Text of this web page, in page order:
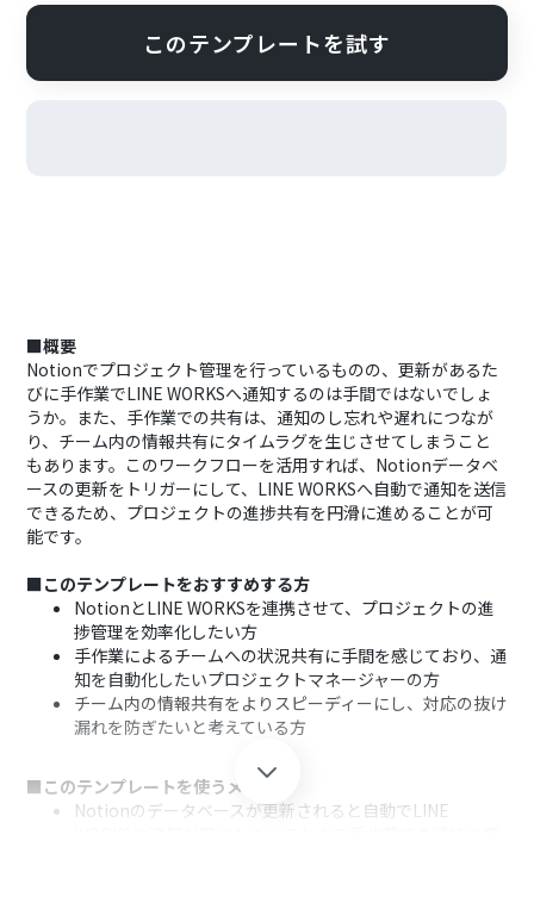
このテンプレートを試す
■概要
Notionでプロジェクト管理を行っているものの、更新があるた
びに手作業でLINE WORKSへ通知するのは手間ではないでしょ
うか。また、手作業での共有は、通知のし忘れや遅れにつなが
り、チーム内の情報共有にタイムラグを生じさせてしまうこと
もあります。このワークフローを活用すれば、Notionデータベ
ースの更新をトリガーにして、LINE WORKSへ自動で通知を送信
できるため、プロジェクトの進捗共有を円滑に進めることが可
能です。
■このテンプレートをおすすめする方
NotionとLINE WORKSを連携させて、プロジェクトの進
捗管理を効率化したい方
手作業によるチームへの状況共有に手間を感じており、通
知を自動化したいプロジェクトマネージャーの方
チーム内の情報共有をよりスピーディーにし、対応の抜け
漏れを防ぎたいと考えている方
■このテンプレートを使うメリット
Notionのデータベースが更新されると自動でLINE